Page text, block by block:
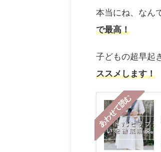
本当にね、なん
で最高！
子どもの超早起
ススメします！
あわせて読む